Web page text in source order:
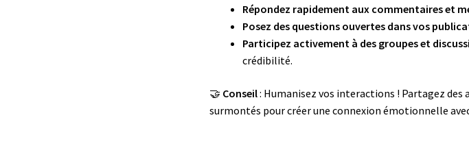
Répondez rapidement aux commentaires et
Posez des questions ouvertes dans vos
Participez activement à des groupes et
crédibilité.
🤝 Conseil: Humanisez vos interactions ! Partagez des
surmontés pour créer une connexion émotionnelle